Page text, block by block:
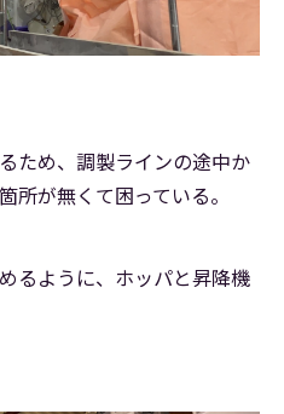
ため、調製ラインの途中か
所が無くて困っている。
るように、ホッパと昇降機